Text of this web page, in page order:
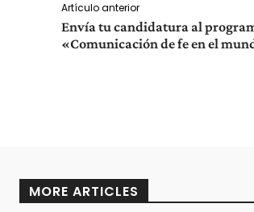
Artículo anterior
Envía tu candidatura al
«Comunicación de fe en el
MORE ARTICLES